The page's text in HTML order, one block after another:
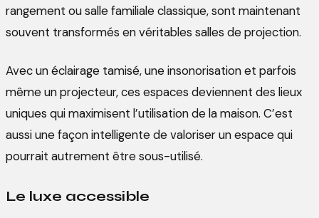
rangement ou salle familiale classique, sont maintenant
souvent transformés en véritables salles de projection.
Avec un éclairage tamisé, une insonorisation et parfois
même un projecteur, ces espaces deviennent des lieux
uniques qui maximisent l’utilisation de la maison. C’est
aussi une façon intelligente de valoriser un espace qui
pourrait autrement être sous-utilisé.
Le luxe accessible